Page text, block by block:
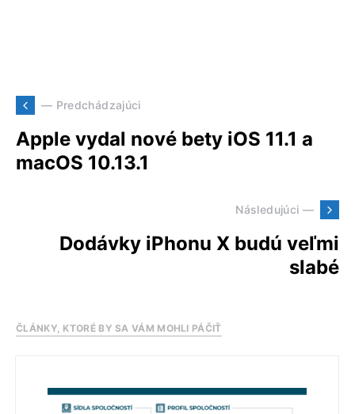
— Predchádzajúci
Apple vydal nové bety iOS 11.1 a
macOS 10.13.1
Následujúci —
Dodávky iPhonu X budú veľmi
slabé
ČLÁNKY, KTORÉ BY SA VÁM MOHLI PÁČIŤ